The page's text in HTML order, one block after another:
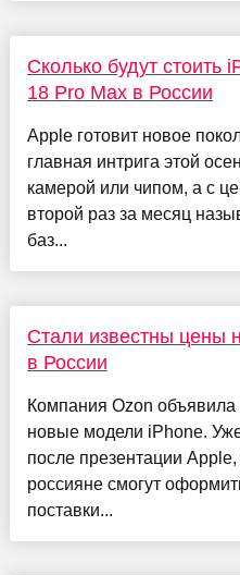
Сколько будут стоить
18 Pro Max в России
Apple готовит новое
главная интрига этой
камерой или чипом, а с
второй раз за месяц
баз...
Стали известны цены
в России
Компания Ozon объявила
новые модели iPhone.
после презентации
россияне смогут
поставки...